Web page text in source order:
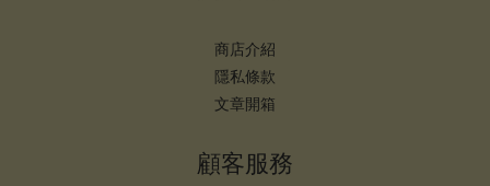
商店介紹
隱私條款
文章開箱
顧客服務